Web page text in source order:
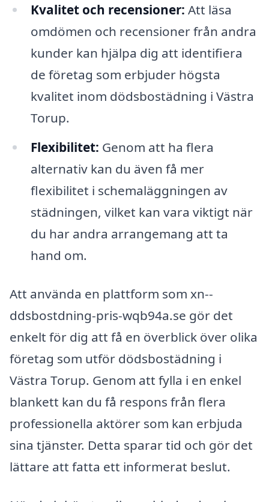
Kvalitet och recensioner: Att läsa
omdömen och recensioner från andra
kunder kan hjälpa dig att identifiera
de företag som erbjuder högsta
kvalitet inom dödsbostädning i Västra
Torup.
Flexibilitet: Genom att ha flera
alternativ kan du även få mer
flexibilitet i schemaläggningen av
städningen, vilket kan vara viktigt när
du har andra arrangemang att ta
hand om.
Att använda en plattform som xn--
ddsbostdning-pris-wqb94a.se gör det
enkelt för dig att få en överblick över olika
företag som utför dödsbostädning i
Västra Torup. Genom att fylla i en enkel
blankett kan du få respons från flera
professionella aktörer som kan erbjuda
sina tjänster. Detta sparar tid och gör det
lättare att fatta ett informerat beslut.